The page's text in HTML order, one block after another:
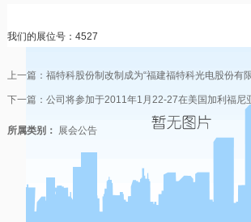
我们的展位号： 4527
上一篇： 福特科股份制改制成为“福建福特科光电股份有
下一篇： 公司将参加于2011年1月22-27在美国加利福尼
所属类别： 展会公告